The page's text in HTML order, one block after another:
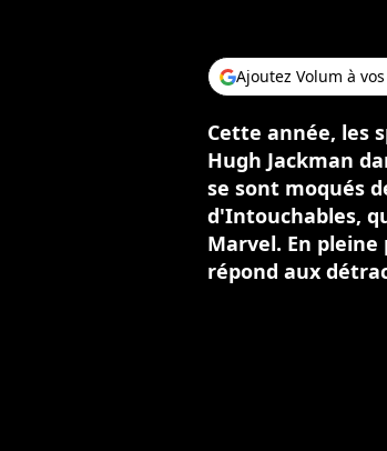
Ajoutez Volum à
Cette année, les
Hugh Jackman
se sont moqués
d'Intouchables,
Marvel. En pleine
répond aux